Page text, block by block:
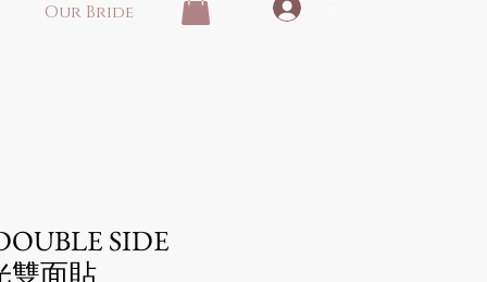
Our Bride
SIDE